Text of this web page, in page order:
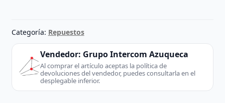
MG-
313
Reacondicionado
cantidad
Categoría: Repuestos
Vendedor: Grupo Intercom Azuqueca
Al comprar el artículo aceptas la política de
devoluciones del vendedor, puedes consultarla en el
desplegable inferior.